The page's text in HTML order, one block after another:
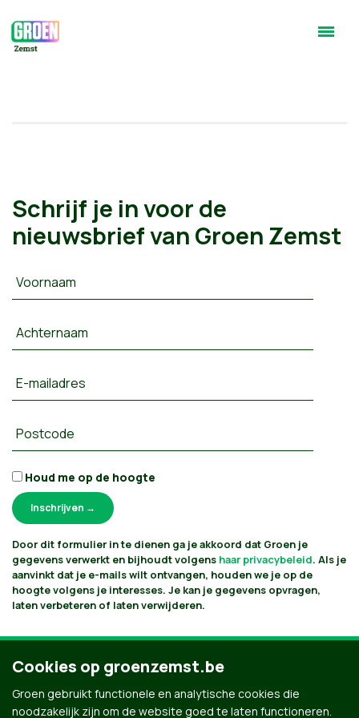
Schrijf je in voor de
nieuwsbrief van Groen Zemst
Voornaam
Achternaam
E-mailadres
Postcode
Houd me op de hoogte
Door dit formulier in te dienen ga je akkoord dat Groen je
gegevens verwerkt en bijhoudt volgens haar privacybeleid. Als je
aanvinkt dat je e-mails wilt ontvangen, houden we je op de
hoogte volgens je interesses. Je kan je gegevens opvragen,
laten verbeteren of laten verwijderen.
Cookies op groenzemst.be
Groen gebruikt functionele en analytische cookies die
noodzakelijk zijn om de website goed te laten functioneren.